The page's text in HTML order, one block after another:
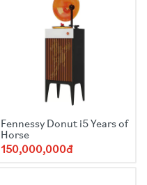
Fennessy Donut i5 Years of
Horse
150,000,000đ